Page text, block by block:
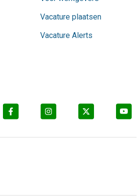
Vacature plaatsen
Vacature Alerts